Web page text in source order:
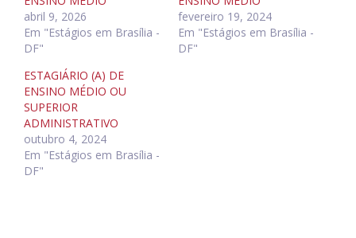
abril 9, 2026
Em "Estágios em Brasília -
DF"
fevereiro 19, 2024
Em "Estágios em Brasília -
DF"
ESTAGIÁRIO (A) DE
ENSINO MÉDIO OU
SUPERIOR
ADMINISTRATIVO
outubro 4, 2024
Em "Estágios em Brasília -
DF"